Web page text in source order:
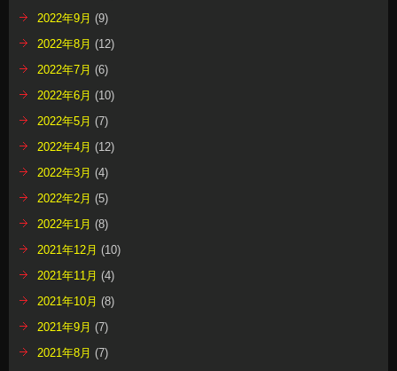
2022年9月 (9)
2022年8月 (12)
2022年7月 (6)
2022年6月 (10)
2022年5月 (7)
2022年4月 (12)
2022年3月 (4)
2022年2月 (5)
2022年1月 (8)
2021年12月 (10)
2021年11月 (4)
2021年10月 (8)
2021年9月 (7)
2021年8月 (7)